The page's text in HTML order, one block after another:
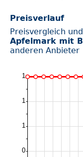
Preisverlauf
Preisvergleich
Apfelmark mit
anderen Anbieter